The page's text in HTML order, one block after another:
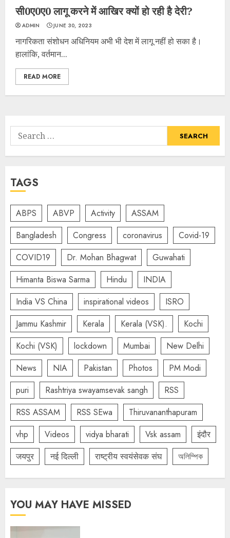
सी0ए0ए0 लागू करने में आखिर क्यों हो रही है देरी?
ADMIN JUNE 30, 2023
नागरिकता संशोधन अधिनियम अभी भी देश में लागू नहीं हो सका है।
हालांकि, वर्तमान...
READ MORE
Search
for:
TAGS
ABPS ABVP Activity
ASSAM
Bangladesh
Congress coronavirus
Covid-19
COVID19
Dr. Mohan Bhagwat
Guwahati
Himanta Biswa Sarma
Hindu
INDIA
India VS China
inspirational videos
ISRO
Jammu Kashmir
Kerala Kerala (VSK).
Kochi
Kochi (VSK)
lockdown Mumbai
New Delhi
News
NIA Pakistan Photos
PM Modi
puri
Rashtriya swayamsevak sangh
RSS
RSS ASSAM
RSS SEwa
Thiruvananthapuram
vhp
Videos vidya bharati Vsk assam
इंदौर
जयपुर
नई दिल्ली राष्ट्रीय स्वयंसेवक संघ অলিম্পিক
YOU MAY HAVE MISSED